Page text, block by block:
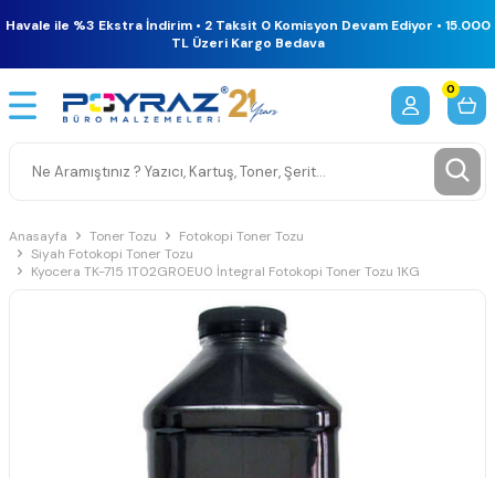
Havale ile %3 Ekstra İndirim • 2 Taksit 0 Komisyon Devam Ediyor • 15.000
TL Üzeri Kargo Bedava
0
Anasayfa Toner Tozu
Fotokopi Toner Tozu
Siyah Fotokopi Toner Tozu
Kyocera TK-715 1T02GR0EU0 İntegral Fotokopi Toner Tozu 1KG